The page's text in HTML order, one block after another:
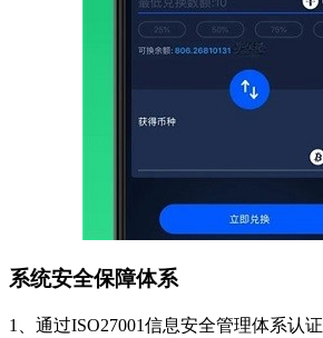
系统安全保障体系
1、通过ISO27001信息安全管理体系认证